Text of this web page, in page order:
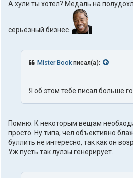
А хули ты хотел? Медаль на
серьёзный бизнес.
Mister Bookписал(а):
Я об этом тебе писал больше
Помню. К некоторым вещам
просто. Ну типа, чел объективно
буллить не интересно, так как он
Уж пусть так лулзы генерирует.